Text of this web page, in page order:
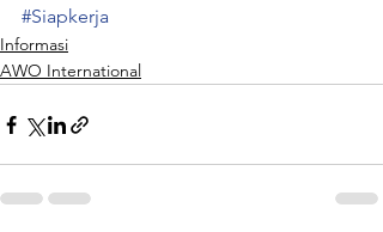
#Siapkerja
Informasi
AWO International